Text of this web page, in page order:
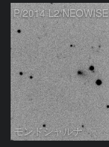
P/2014 L2/NEOWISE
モンドシャルナ